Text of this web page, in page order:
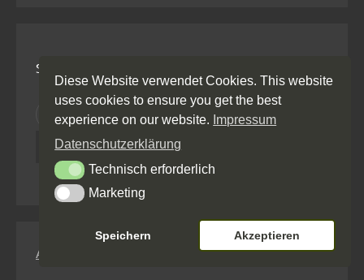
Suchen und Finden
Anmelden
Diese Website verwendet Cookies. This website
uses cookies to ensure you get the best
experience on our website. Impressum
Datenschutzerklärung
Technisch erforderlich
Technisch erforderlich
MarketingMarketing
Speichern Akzeptieren